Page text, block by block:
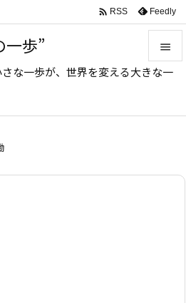
一歩”
な一歩が、世界を変える大きな一



 RSS Feedly